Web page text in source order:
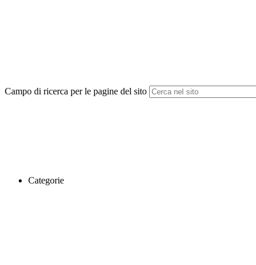
Campo di ricerca per le pagine del sito
Categorie